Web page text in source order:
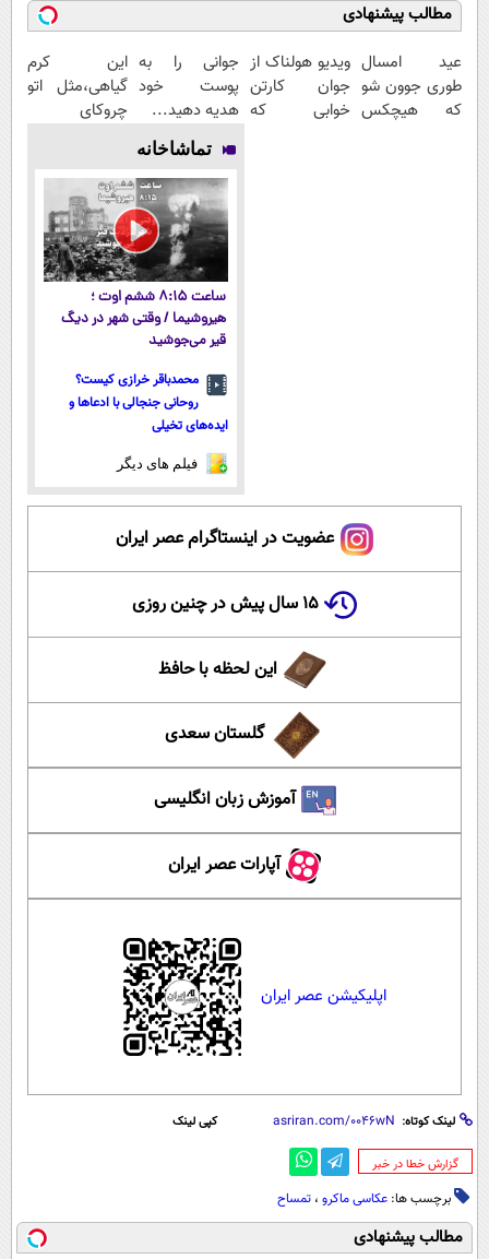
مطالب پیشنهادی
عید امسال
طوری جوون شو
که هیچکس
ویدیو هولناک از
جوان کارتن
خوابی که
جوانی را به
پوست خود
هدیه دهید...
این کرم
گیاهی،مثل اتو
چروکای
تماشاخانه
ساعت ۸:۱۵ ششم اوت ؛
هیروشیما / وقتی شهر در دیگ
قیر می‌جوشید
محمدباقر خرازی کیست؟
روحانی جنجالی با ادعاها و
ایده‌های تخیلی
فیلم های دیگر
عضویت در اینستاگرام عصر ایران
۱۵ سال پیش در چنین روزی
این لحظه با حافظ
گلستان سعدی
آموزش زبان انگلیسی
آپارات عصر ایران
اپلیکیشن عصر ایران
لینک کوتاه: کپی لینک
‌گزارش خطا در خبر
برچسب ها: عکاسی ماکرو ، تمساح
مطالب پیشنهادی